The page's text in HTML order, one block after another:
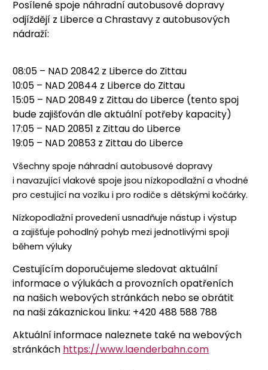
Posílené spoje náhradní autobusové dopravy
odjíždějí z Liberce a Chrastavy z autobusových
nádraží:
08:05 – NAD 20842 z Liberce do Zittau
10:05 – NAD 20844 z Liberce do Zittau
15:05 – NAD 20849 z Zittau do Liberce (tento spoj
bude zajišťován dle aktuální potřeby kapacity)
17:05 – NAD 20851 z Zittau do Liberce
19:05 – NAD 20853 z Zittau do Liberce
Všechny spoje náhradní autobusové dopravy
i navazující vlakové spoje jsou nízkopodlažní a vhodné
pro cestující na vozíku i pro rodiče s dětskými kočárky.
Nízkopodlažní provedení usnadňuje nástup i výstup
a zajišťuje pohodlný pohyb mezi jednotlivými spoji
během výluky
Cestujícím doporučujeme sledovat aktuální
informace o výlukách a provozních opatřeních
na našich webových stránkách nebo se obrátit
na naši zákaznickou linku: +420 488 588 788
Aktuální informace naleznete také na webových
stránkách https://www.laenderbahn.com